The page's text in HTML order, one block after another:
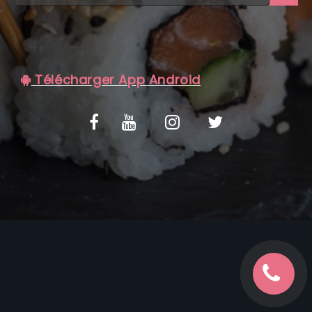
C.G.V
Télécharger App Android